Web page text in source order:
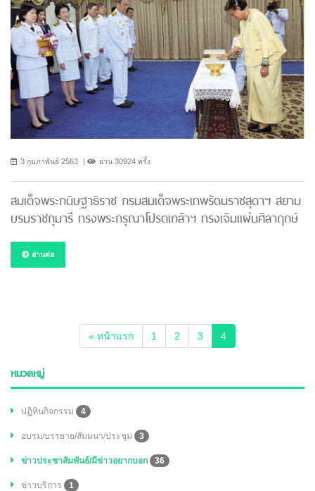
3 กุมภาพันธ์ 2563 อ่าน 30924 ครั้ง
สมเด็จพระกนิษฐาธิราช กรมสมเด็จพระเทพรัตนราชสุดาฯ สยาม
บรมราชกุมารี ทรงพระกรุณาโปรดเกล้าฯ ทรงเจิมแผ่นศิลาฤกษ์
อ่านต่อ
« หน้าแรก 1 2 3 4(current)
หมวดหมู่
ปฏิทินกิจกรรม 4
อบรม/บรรยาย/สัมมนา/ประชุม 3
ข่าวประชาสัมพันธ์/มีข่าวอยากบอก 36
ข่าวบริการ 1